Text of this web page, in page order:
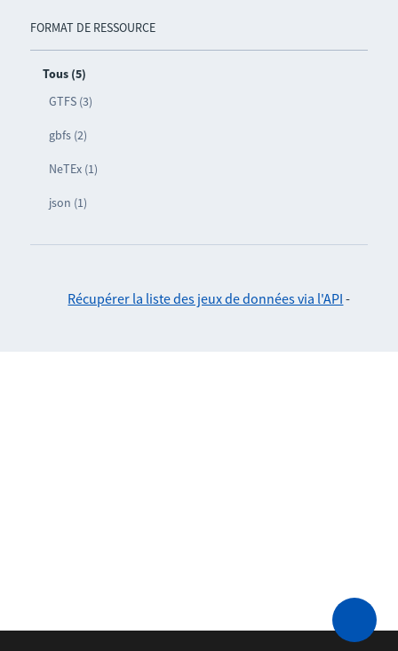
FORMAT DE RESSOURCE
Tous (5)
GTFS (3)
gbfs (2)
NeTEx (1)
json (1)
Récupérer la liste des jeux de données via l'API -